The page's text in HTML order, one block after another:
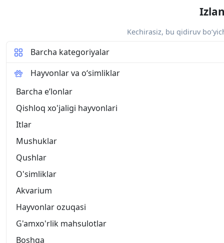
Kechirasiz, bu qidiruv
Barcha kategoriyalar
Hayvonlar va o‘simliklar
Barcha eʼlonlar
Qishloq xo'jaligi hayvonlari
Itlar
Mushuklar
Qushlar
O'simliklar
Akvarium
Hayvonlar ozuqasi
G'amxo'rlik mahsulotlar
Boshqa